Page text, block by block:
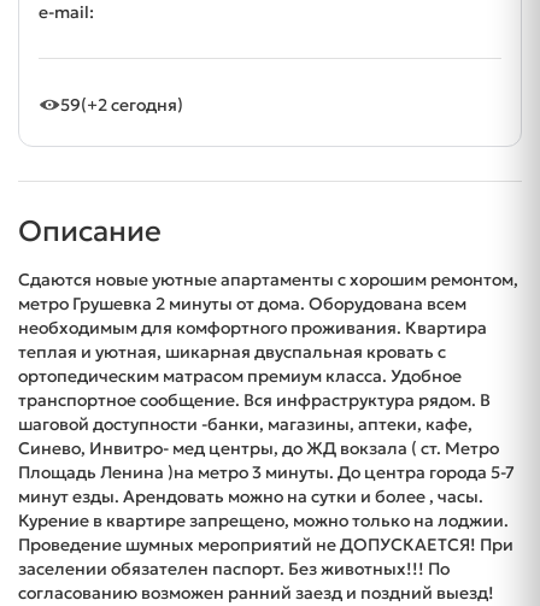
e-mail:
59(+2 сегодня)
Описание
Сдаются новые уютные апартаменты с хорошим ремонтом,
метро Грушевка 2 минуты от дома. Оборудована всем
необходимым для комфортного проживания. Квартира
теплая и уютная, шикарная двуспальная кровать с
ортопедическим матрасом премиум класса. Удобное
транспортное сообщение. Вся инфраструктура рядом. В
шаговой доступности -банки, магазины, аптеки, кафе,
Синево, Инвитро- мед центры, до ЖД вокзала ( ст. Метро
Площадь Ленина )на метро 3 минуты. До центра города 5-7
минут езды. Арендовать можно на сутки и более , часы.
Курение в квартире запрещено, можно только на лоджии.
Проведение шумных мероприятий не ДОПУСКАЕТСЯ! При
заселении обязателен паспорт. Без животных!!! По
согласованию возможен ранний заезд и поздний выезд!